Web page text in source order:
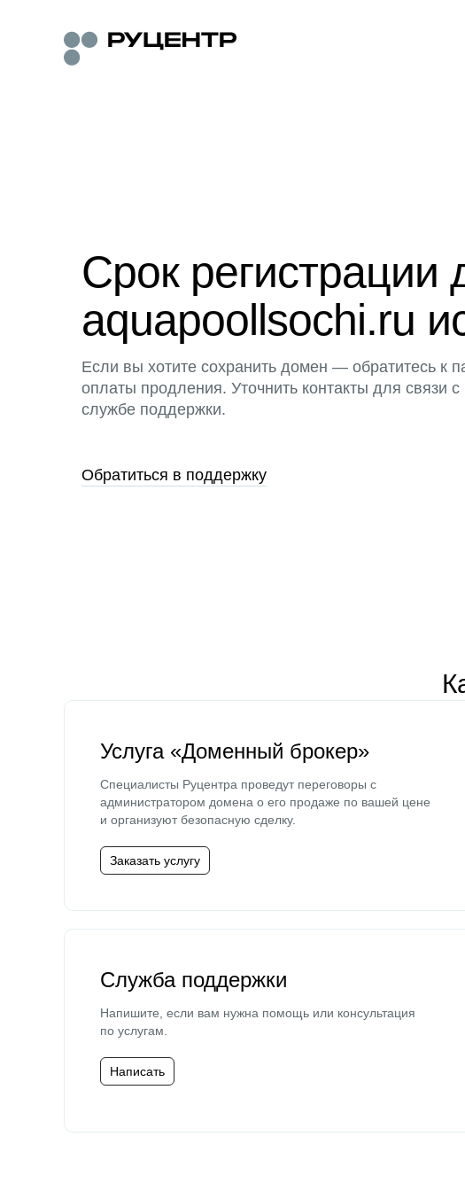
Срок регистрации
aquapoollsochi.ru
Если вы хотите сохранить домен — обратитесь к
оплаты продления. Уточнить контакты для связи
службе поддержки.
Обратиться в поддержку
Услуга «Доменный брокер»
Специалисты Руцентра проведут переговоры с
администратором домена о его продаже по вашей цене
и организуют безопасную сделку.
Заказать услугу
Служба поддержки
Напишите, если вам нужна помощь или консультация
по услугам.
Написать